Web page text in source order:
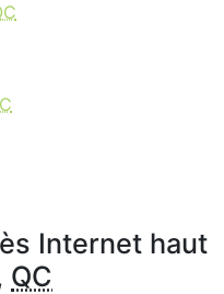
Internet haut
QC